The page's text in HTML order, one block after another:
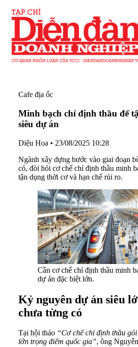
Cafe địa ốc
Minh bạch chỉ định thầu để
siêu dự án
Diệu Hoa • 23/08/2025 10:28
Ngành xây dựng bước vào giai đoạn
có, đòi hỏi cơ chế chỉ định thầu minh
tận dụng thời cơ và hạn chế rủi ro.
Cần cơ chế chỉ định thầu minh
dự án đặc biệt lớn.
Kỷ nguyên dự án siêu
chưa từng có
Tại hội thảo “Cơ chế chỉ định thầu
lớn trọng điểm quốc gia”, ông